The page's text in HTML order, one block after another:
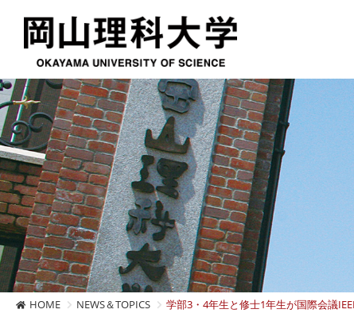
HOME NEWS＆TOPICS 学部3・4年生と修士1年生が国際会議